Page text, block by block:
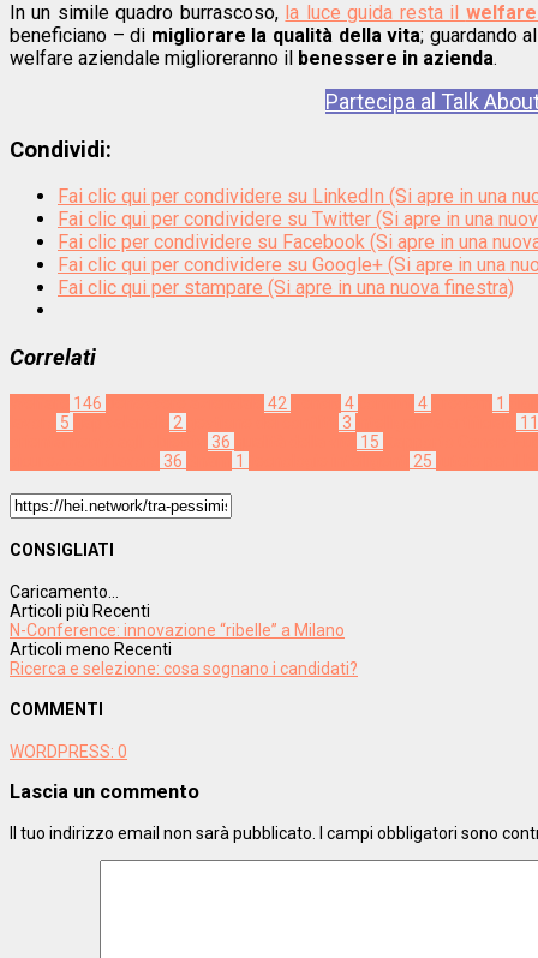
In un simile quadro burrascoso, la luce guida resta il
beneficiano – di migliorare la qualità della vita; guardando
welfare aziendale miglioreranno il benessere in azienda.
Partecipa al Talk
Condividi:
Fai clic qui per condividere su LinkedIn (Si apre in una
Fai clic qui per condividere su Twitter (Si apre in una
Fai clic per condividere su Facebook (Si apre in una
Fai clic qui per condividere su Google+ (Si apre in una
Fai clic qui per stampare (Si apre in una nuova finestra)
Correlati
146 42 4 4 1
5 2 3
36 15
36 1 25
CONSIGLIATI
Caricamento...
Articoli più Recenti
N-Conference: innovazione “ribelle” a Milano
Articoli meno Recenti
Ricerca e selezione: cosa sognano i candidati?
COMMENTI
WORDPRESS: 0
Lascia un commento
Il tuo indirizzo email non sarà pubblicato. I campi obbligatori sono